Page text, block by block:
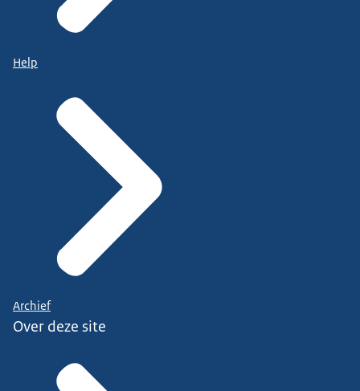
Help
Archief
Over deze site